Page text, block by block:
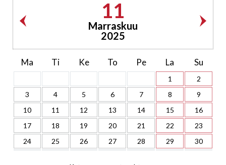
11
Marraskuu
2025
Ma Ti Ke To Pe La Su
1
2
3
4 5 6 7 8
9
10
11 12 13 14 15
16
17
18 19 20 21 22
23
24
25 26 27 28 29 30